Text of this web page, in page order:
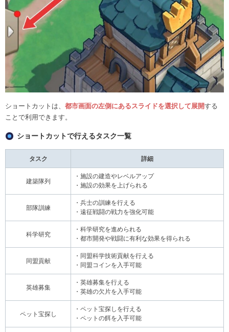
ショートカットは、 都市画面の左側にあるスライドを選択して展開する
ことで利用できます。
ショートカットで行えるタスク一覧
タスク 詳細
建築隊列
・施設の建造やレベルアップ
・施設の効果を上げられる
部隊訓練
・兵士の訓練を行える
・遠征戦闘の戦力を強化可能
科学研究
・科学研究を進められる
・都市開発や戦闘に有利な効果を得られる
同盟貢献
・同盟科学技術貢献を行える
・同盟コインを入手可能
英雄募集
・英雄募集を行える
・英雄の欠片を入手可能
ペット宝探し
・ペット宝探しを行える
・ペットの餌を入手可能